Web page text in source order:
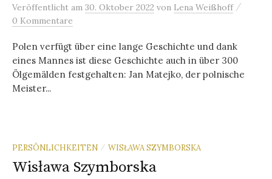
Veröffentlicht am 30. Oktober 2022 von Lena Weißhoff /
0 Kommentare
Polen verfügt über eine lange Geschichte und dank
eines Mannes ist diese Geschichte auch in über 300
Ölgemälden festgehalten: Jan Matejko, der polnische
Meister...
PERSÖNLICHKEITEN / WISŁAWA SZYMBORSKA
Wisława Szymborska